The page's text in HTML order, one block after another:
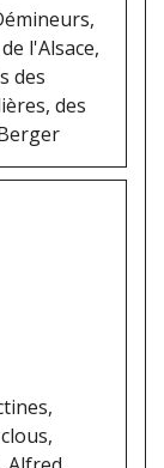
l'Alsace,
des
des